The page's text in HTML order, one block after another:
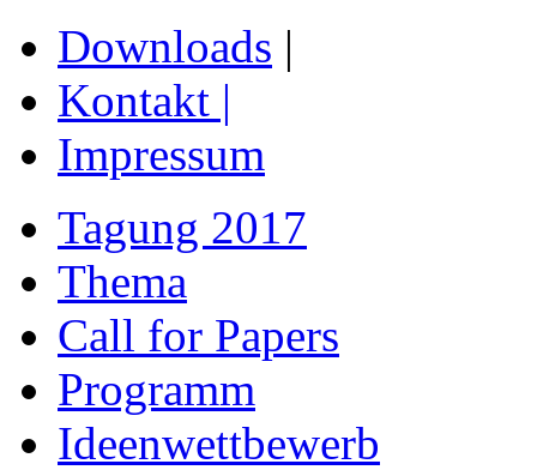
Downloads |
Kontakt |
Impressum
Tagung 2017
Thema
Call for Papers
Programm
Ideenwettbewerb